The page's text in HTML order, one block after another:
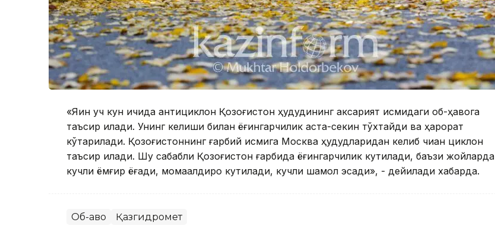
«Яқин уч кун ичида антициклон Қозоғистон ҳудудининг аксарият қисмидаги об-ҳавога
таъсир қилади. Унинг келиши билан ёғингарчилик аста-секин тўхтайди ва ҳарорат
кўтарилади. Қозоғистоннинг ғарбий қисмига Москва ҳудудларидан келиб чиққан циклон
таъсир қилади. Шу сабабли Қозоғистон ғарбида ёғингарчилик кутилади, баъзи жойларда
кучли ёмғир ёғади, момақалдироқ кутилади, кучли шамол эсади», - дейилади хабарда.
Об-ҳаво Қазгидромет